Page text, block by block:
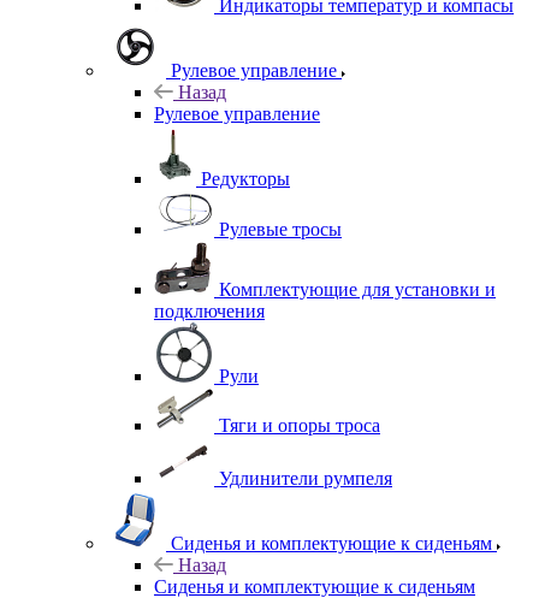
Индикаторы температур и компасы
Рулевое управление
Назад
Рулевое управление
Редукторы
Рулевые тросы
Комплектующие для установки и
подключения
Рули
Тяги и опоры троса
Удлинители румпеля
Сиденья и комплектующие к сиденьям
Назад
Сиденья и комплектующие к сиденьям